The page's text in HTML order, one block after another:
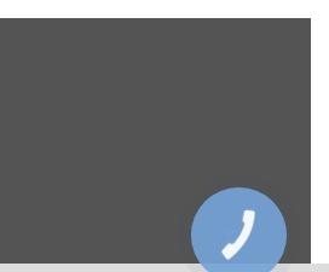
КНОПКА
ЗВ'ЯЗКУ